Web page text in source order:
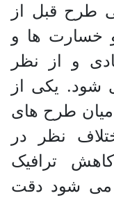
طرح قبل از
ها و
و از نظر
یکی از
طرح های
نظر در
ترافیک
می شود دقت